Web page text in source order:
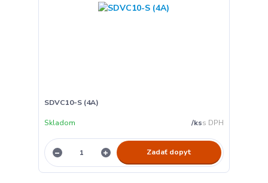
SDVC10-S (4A)
/ks
Skladom
Zadať dopyt